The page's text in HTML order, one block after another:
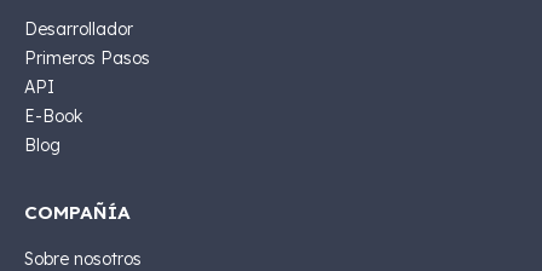
Desarrollador
Primeros Pasos
API
E-Book
Blog
COMPAÑÍA
Sobre nosotros